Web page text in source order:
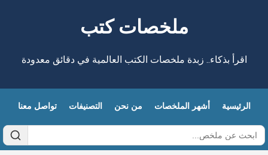
ملخصات كتب
اقرأ بذكاء.. زبدة ملخصات الكتب العالمية في دقائق معدودة
الرئيسية أشهر الملخصات من نحن التصنيفات تواصل معنا